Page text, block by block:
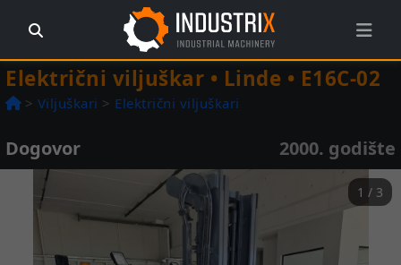
Električni viljuškar • Linde • E16C-02
> Viljuškari > Električni viljuškari
Dogovor 2000. godište
1 / 3